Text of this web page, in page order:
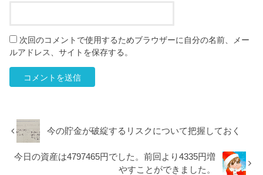
次回のコメントで使用するためブラウザーに自分の名前、メー
ルアドレス、サイトを保存する。
今の貯金が破綻するリスクについて把握しておく
今日の資産は4797465円でした。前回より4335円増
やすことができました。